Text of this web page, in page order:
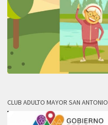
CLUB ADULTO MAYOR SAN ANTONIO